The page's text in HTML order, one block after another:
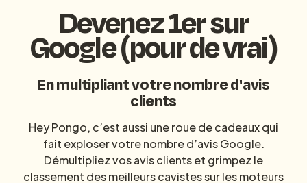
Devenez 1er sur
Google (pour de vrai)
En multipliant votre nombre d'avis
clients
Hey Pongo, c’est aussi une roue de cadeaux qui
fait exploser votre nombre d’avis Google.
Démultipliez vos avis clients et grimpez le
classement des meilleurs cavistes sur les moteurs